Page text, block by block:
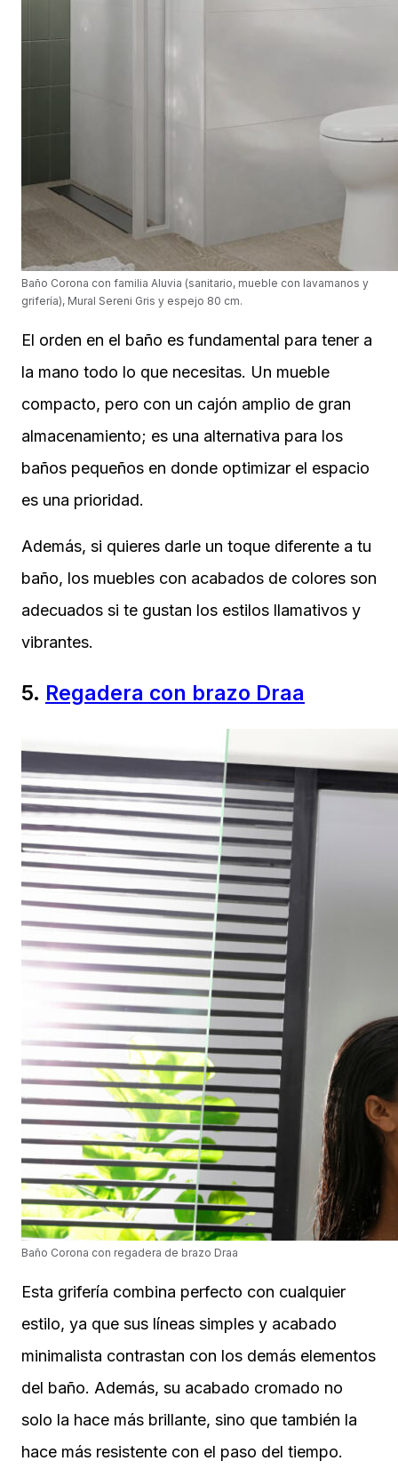
Baño Corona con familia Aluvia (sanitario, mueble con lavamanos y
grifería), Mural Sereni Gris y espejo 80 cm.
El orden en el baño es fundamental para tener a
la mano todo lo que necesitas. Un mueble
compacto, pero con un cajón amplio de gran
almacenamiento; es una alternativa para los
baños pequeños en donde optimizar el espacio
es una prioridad.
Además, si quieres darle un toque diferente a tu
baño, los muebles con acabados de colores son
adecuados si te gustan los estilos llamativos y
vibrantes.
5. Regadera con brazo Draa
Baño Corona con regadera de brazo Draa
Esta grifería combina perfecto con cualquier
estilo, ya que sus líneas simples y acabado
minimalista contrastan con los demás elementos
del baño. Además, su acabado cromado no
solo la hace más brillante, sino que también la
hace más resistente con el paso del tiempo.